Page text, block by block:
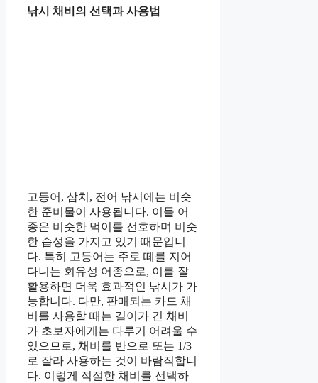
낚시 채비의 선택과 사용법
고등어, 삼치, 전어 낚시에는 비슷
한 준비물이 사용됩니다. 이들 어
종은 비슷한 먹이를 선호하며 비슷
한 습성을 가지고 있기 때문입니
다. 특히 고등어는 주로 떼를 지어
다니는 회유성 어종으로, 이를 잘
활용하면 더욱 효과적인 낚시가 가
능합니다. 다만, 판매되는 카드 채
비를 사용할 때는 길이가 긴 채비
가 초보자에게는 다루기 어려울 수
있으므로, 채비를 반으로 또는 1/3
로 잘라 사용하는 것이 바람직합니
다. 이렇게 적절한 채비를 선택하